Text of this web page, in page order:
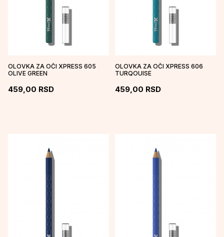
OLOVKA ZA OČI XPRESS 605
OLIVE GREEN
459,00 RSD
OLOVKA ZA OČI XPRESS 606
TURQOUISE
459,00 RSD